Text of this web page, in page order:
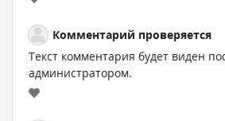
Комментарий проверяется
Текст комментария будет виден
администратором.